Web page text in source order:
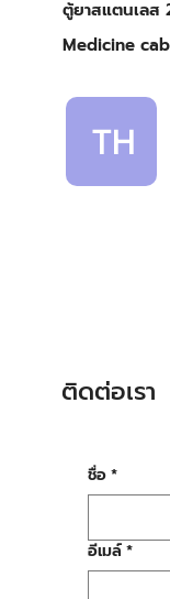
TH
Medicine
ตู้ยาสแตนเลส
ชื่อ *
อีเมล์ *
ติดต่อเรา